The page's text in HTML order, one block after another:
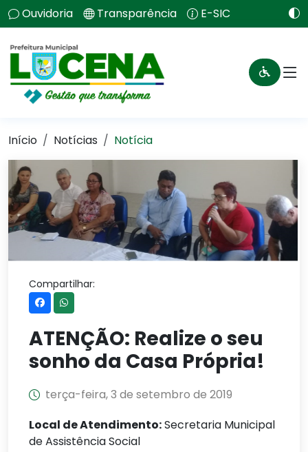
Ouvidoria Transparência E-SIC
Início Notícias Notícia
Compartilhar:
ATENÇÃO: Realize o seu
sonho da Casa Própria!
terça-feira, 3 de setembro de 2019
Local de Atendimento:Secretaria Municipal
de Assistência Social